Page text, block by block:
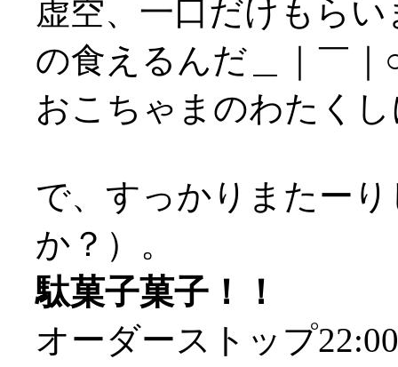
虚空、一口だけもら
の食えるんだ＿｜￣｜
おこちゃまのわたく
で、すっかりまたー
か？）。
駄菓子菓子！！
オーダーストップ